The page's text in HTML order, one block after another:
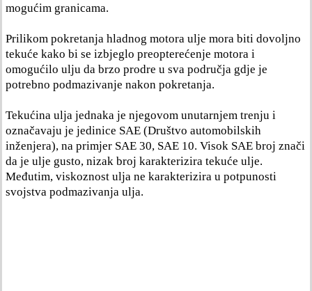
mogućim granicama.
Prilikom pokretanja hladnog motora ulje mora biti dovoljno
tekuće kako bi se izbjeglo preopterećenje motora i
omogućilo ulju da brzo prodre u sva područja gdje je
potrebno podmazivanje nakon pokretanja.
Tekućina ulja jednaka je njegovom unutarnjem trenju i
označavaju je jedinice SAE (Društvo automobilskih
inženjera), na primjer SAE 30, SAE 10. Visok SAE broj znači
da je ulje gusto, nizak broj karakterizira tekuće ulje.
Međutim, viskoznost ulja ne karakterizira u potpunosti
svojstva podmazivanja ulja.